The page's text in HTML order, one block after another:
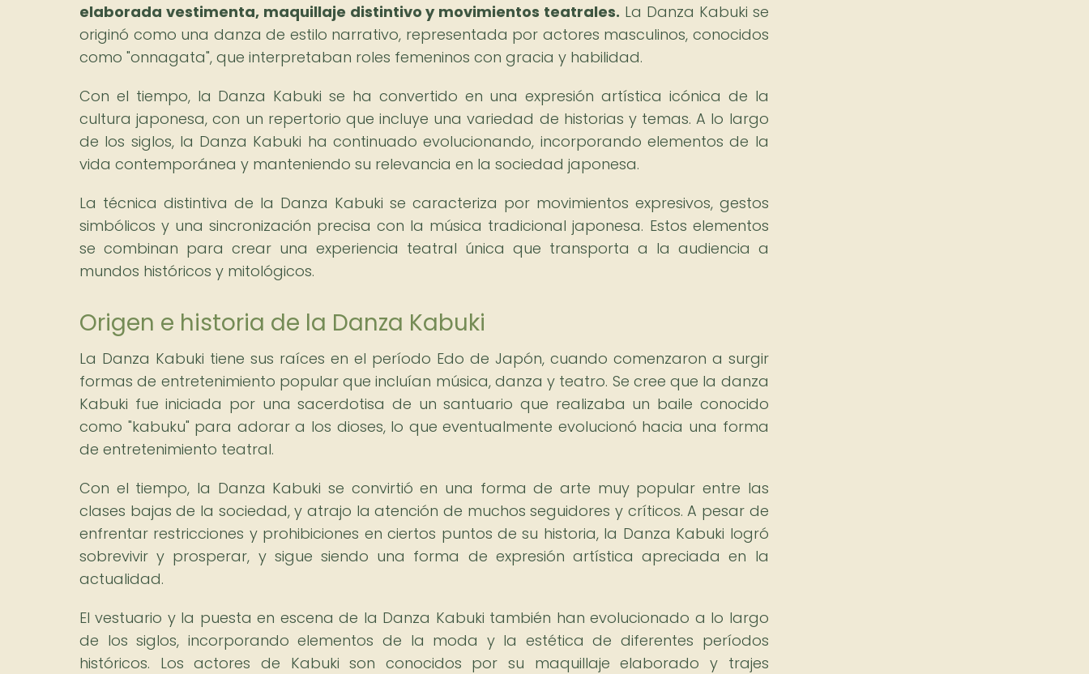
elaborada vestimenta, maquillaje distintivo y movimientos teatrales. La Danza Kabuki se
originó como una danza de estilo narrativo, representada por actores masculinos, conocidos
como "onnagata", que interpretaban roles femeninos con gracia y habilidad.
Con el tiempo, la Danza Kabuki se ha convertido en una expresión artística icónica de la
cultura japonesa, con un repertorio que incluye una variedad de historias y temas. A lo largo
de los siglos, la Danza Kabuki ha continuado evolucionando, incorporando elementos de la
vida contemporánea y manteniendo su relevancia en la sociedad japonesa.
La técnica distintiva de la Danza Kabuki se caracteriza por movimientos expresivos, gestos
simbólicos y una sincronización precisa con la música tradicional japonesa. Estos elementos
se combinan para crear una experiencia teatral única que transporta a la audiencia a
mundos históricos y mitológicos.
Origen e historia de la Danza Kabuki
La Danza Kabuki tiene sus raíces en el período Edo de Japón, cuando comenzaron a surgir
formas de entretenimiento popular que incluían música, danza y teatro. Se cree que la danza
Kabuki fue iniciada por una sacerdotisa de un santuario que realizaba un baile conocido
como "kabuku" para adorar a los dioses, lo que eventualmente evolucionó hacia una forma
de entretenimiento teatral.
Con el tiempo, la Danza Kabuki se convirtió en una forma de arte muy popular entre las
clases bajas de la sociedad, y atrajo la atención de muchos seguidores y críticos. A pesar de
enfrentar restricciones y prohibiciones en ciertos puntos de su historia, la Danza Kabuki logró
sobrevivir y prosperar, y sigue siendo una forma de expresión artística apreciada en la
actualidad.
El vestuario y la puesta en escena de la Danza Kabuki también han evolucionado a lo largo
de los siglos, incorporando elementos de la moda y la estética de diferentes períodos
históricos. Los actores de Kabuki son conocidos por su maquillaje elaborado y trajes